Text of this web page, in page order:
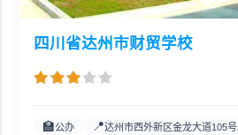
四川省达州市财贸学校
🏫公办 📍达州市西外新区金龙大道105号